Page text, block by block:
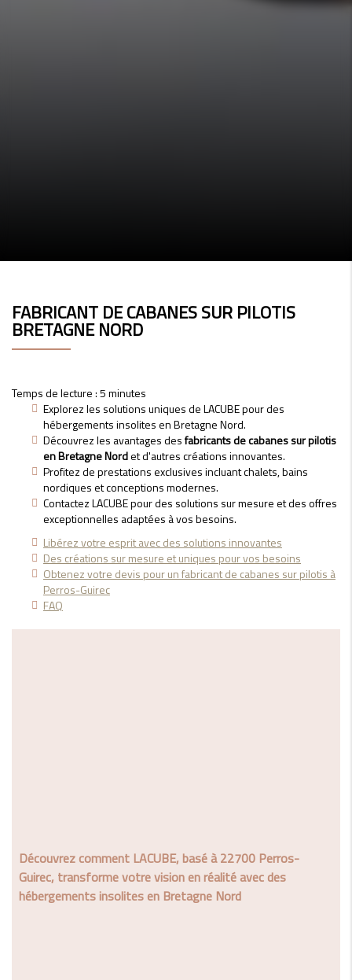
FABRICANT DE CABANES SUR PILOTIS
BRETAGNE NORD
Temps de lecture : 5 minutes
Explorez les solutions uniques de LACUBE pour des
hébergements insolites en Bretagne Nord.
Découvrez les avantages desfabricants de cabanes sur pilotis
en Bretagne Nordet d'autres créations innovantes.
Profitez de prestations exclusives incluant chalets, bains
nordiques et conceptions modernes.
Contactez LACUBE pour des solutions sur mesure et des offres
exceptionnelles adaptées à vos besoins.
Libérez votre esprit avec des solutions innovantes
Des créations sur mesure et uniques pour vos besoins
Obtenez votre devis pour un fabricant de cabanes sur pilotis à
Perros-Guirec
FAQ
Découvrez comment LACUBE, basé à 22700 Perros-
Guirec, transforme votre vision en réalité avec des
hébergements insolites en Bretagne Nord